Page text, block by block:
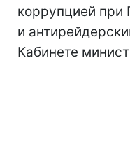
коррупцией при
и
Кабинете